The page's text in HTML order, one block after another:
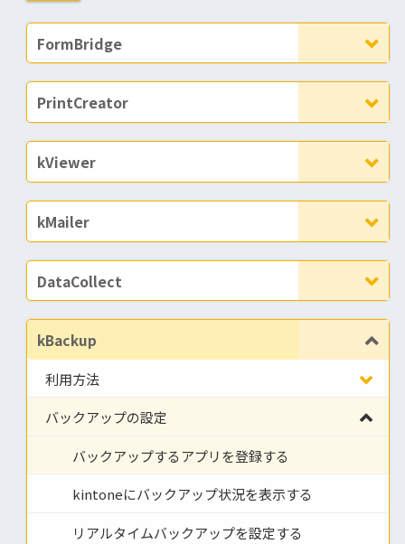
FormBridge
PrintCreator
kViewer
kMailer
DataCollect
kBackup
利用方法
バックアップの設定
バックアップするアプリを登録する
kintoneにバックアップ状況を表示する
リアルタイムバックアップを設定する